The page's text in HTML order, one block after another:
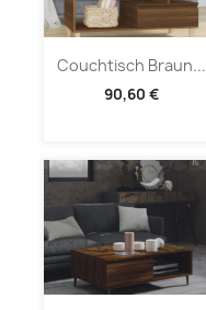
Couchtisch Braun...
90,60 €